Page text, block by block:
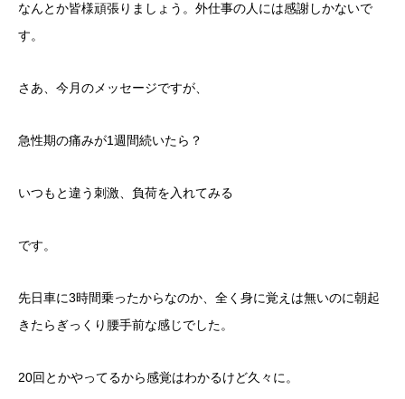
なんとか皆様頑張りましょう。外仕事の人には感謝しかないで
す。
さあ、今月のメッセージですが、
急性期の痛みが1週間続いたら？
いつもと違う刺激、負荷を入れてみる
です。
先日車に3時間乗ったからなのか、全く身に覚えは無いのに朝起
きたらぎっくり腰手前な感じでした。
20回とかやってるから感覚はわかるけど久々に。